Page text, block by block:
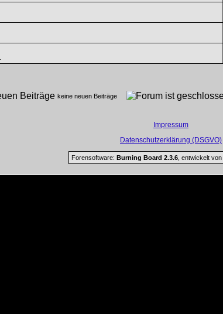
keine neuen Beiträge
Impressum
Datenschutzerklärung (DSGVO)
Forensoftware: Burning Board 2.3.6, entwickelt von